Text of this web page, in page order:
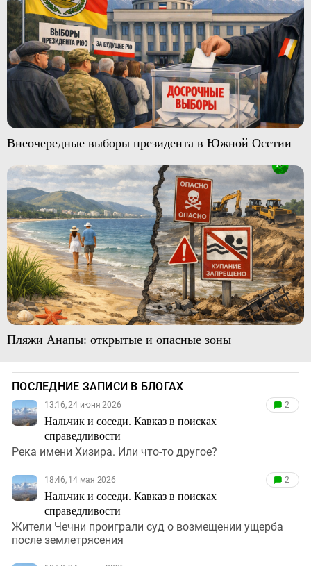
Внеочередные выборы президента в Южной Осетии
Пляжи Анапы: открытые и опасные зоны
ПОСЛЕДНИЕ ЗАПИСИ В БЛОГАХ
13:16, 24 июня 2026
Нальчик и соседи. Кавказ в поисках
справедливости
2
Река имени Хизира. Или что-то другое?
18:46, 14 мая 2026
Нальчик и соседи. Кавказ в поисках
справедливости
2
Жители Чечни проиграли суд о возмещении ущерба
после землетрясения